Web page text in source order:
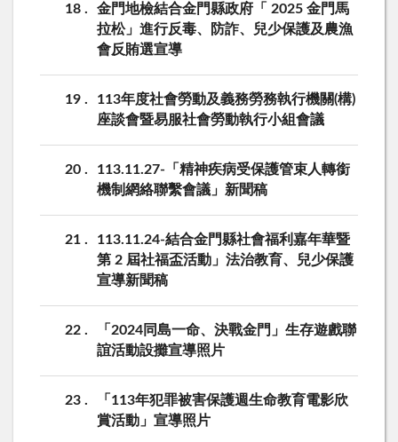
18
金門地檢結合金門縣政府「 2025 金門馬
拉松」進行反毒、防詐、兒少保護及農漁
會反賄選宣導
19
113年度社會勞動及義務勞務執行機關(構)
座談會暨易服社會勞動執行小組會議
20
113.11.27-「精神疾病受保護管束人轉銜
機制網絡聯繫會議」新聞稿
21
113.11.24-結合金門縣社會福利嘉年華暨
第 2 屆社福盃活動」法治教育、兒少保護
宣導新聞稿
22
「2024同島一命、決戰金門」生存遊戲聯
誼活動設攤宣導照片
23
「113年犯罪被害保護週生命教育電影欣
賞活動」宣導照片